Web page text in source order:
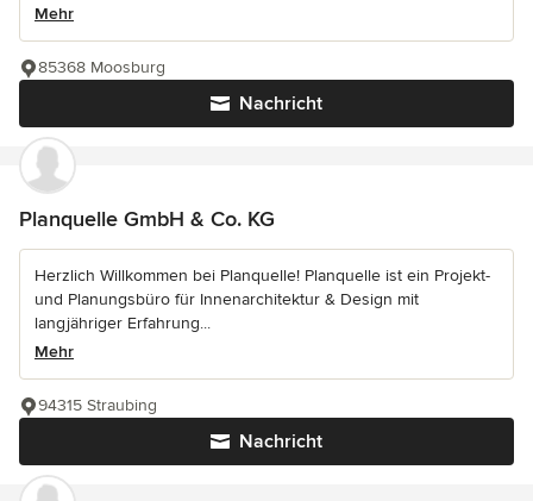
Mehr
Nachricht
85368 Moosburg
Planquelle GmbH & Co. KG
Herzlich Willkommen bei Planquelle! Planquelle ist ein Projekt-
und Planungsbüro für Innenarchitektur & Design mit
langjähriger Erfahrung...
Mehr
Nachricht
94315 Straubing